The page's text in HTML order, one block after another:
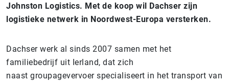
Johnston Logistics. Met de koop wil Dachser zijn
logistieke netwerk in Noordwest-Europa versterken.
Dachser werk al sinds 2007 samen met het
familiebedrijf uit Ierland, dat zich
naast groupagevervoer specialiseert in het transport van